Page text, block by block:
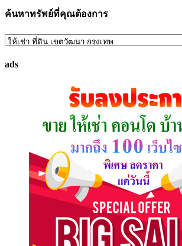
ค้นหาทรัพย์ที่คุณต้องการ
ค้นหา
ที่
ads